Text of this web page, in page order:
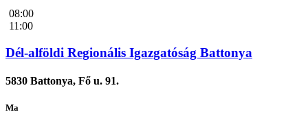
08:00
11:00
Dél-alföldi Regionális Igazgatóság Battonya
5830 Battonya, Fő u. 91.
Ma